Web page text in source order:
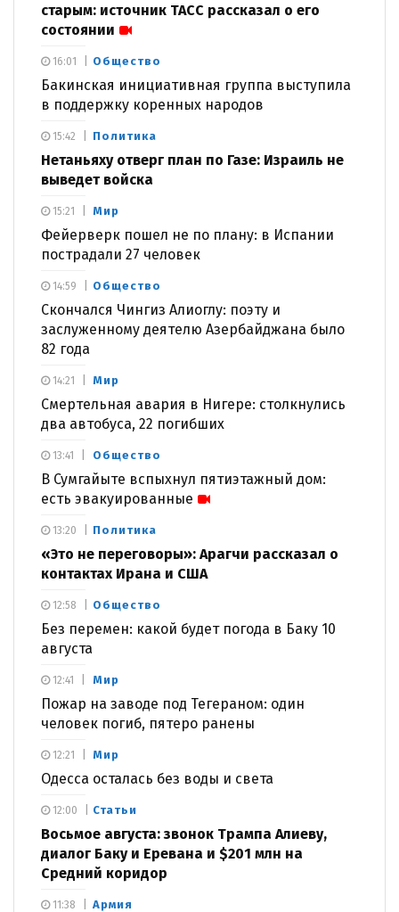
старым: источник ТАСС рассказал о его
состоянии
Общество
Бакинская инициативная группа выступила
в поддержку коренных народов
16:01
Политика
Нетаньяху отверг план по Газе: Израиль не
выведет войска
15:42
Мир
Фейерверк пошел не по плану: в Испании
пострадали 27 человек
15:21
Общество
Скончался Чингиз Алиоглу: поэту и
заслуженному деятелю Азербайджана было
82 года
14:59
Мир
Смертельная авария в Нигере: столкнулись
два автобуса, 22 погибших
14:21
Общество
В Сумгайыте вспыхнул пятиэтажный дом:
есть эвакуированные
13:41
Политика
«Это не переговоры»: Арагчи рассказал о
контактах Ирана и США
13:20
Общество
Без перемен: какой будет погода в Баку 10
августа
12:58
Мир
Пожар на заводе под Тегераном: один
человек погиб, пятеро ранены
12:41
Мир
Одесса осталась без воды и света
12:21
Статьи
Восьмое августа: звонок Трампа Алиеву,
диалог Баку и Еревана и $201 млн на
Средний коридор
12:00
Армия
11:38